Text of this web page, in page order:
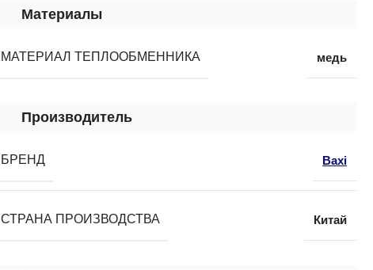
Материалы
МАТЕРИАЛ ТЕПЛООБМЕННИКА медь
Производитель
БРЕНД Baxi
СТРАНА ПРОИЗВОДСТВА Китай